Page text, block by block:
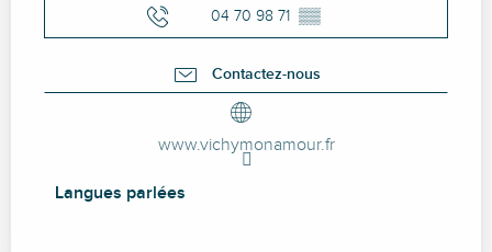
04 70 98 71 ▒▒
Contactez-nous
www.vichymonamour.fr
Langues parlées
Langues parlées